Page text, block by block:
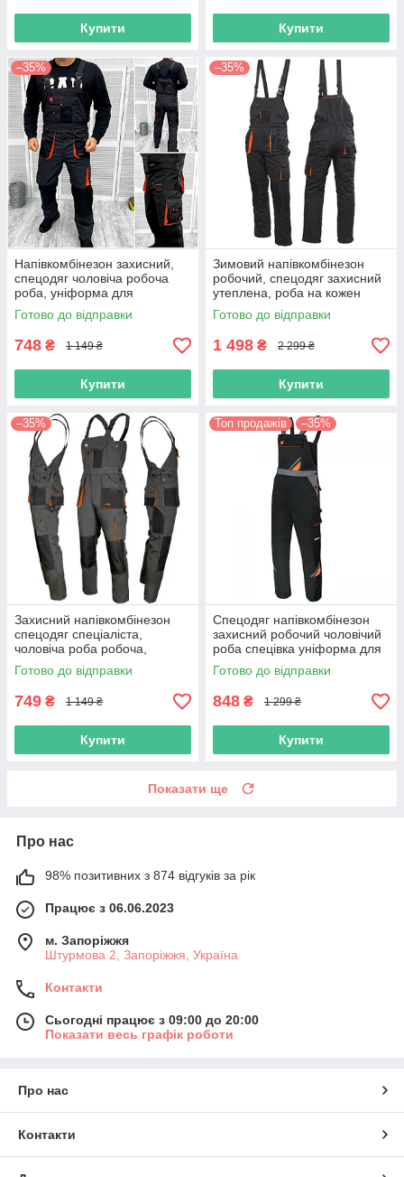
Купити Купити
–35%
Напівкомбінезон захисний,
спецодяг чоловіча робоча
роба, уніформа для
робітників, спецівка євро
польша
Готово до відправки
748 ₴ 1 149 ₴
Купити
–35%
Зимовий напівкомбінезон
робочий, спецодяг захисний
утеплена, роба на кожен
день спецівка для працівників
польща
Готово до відправки
1 498 ₴ 2 299 ₴
Купити
–35%
Захисний напівкомбінезон
спецодяг спеціаліста,
чоловіча роба робоча,
уніформа повсякденна,
польша
Готово до відправки
749 ₴ 1 149 ₴
Купити
Топ продажів –35%
Спецодяг напівкомбінезон
захисний робочий чоловічий
роба спецівка уніформа для
робітників польша
Готово до відправки
848 ₴ 1 299 ₴
Купити
Показати ще
Про нас
98% позитивних з 874 відгуків за рік
Працює з 06.06.2023
м. Запоріжжя
Штурмова 2, Запоріжжя, Україна
Контакти
Сьогодні працює з 09:00 до 20:00
Показати весь графік роботи
Про нас
Контакти